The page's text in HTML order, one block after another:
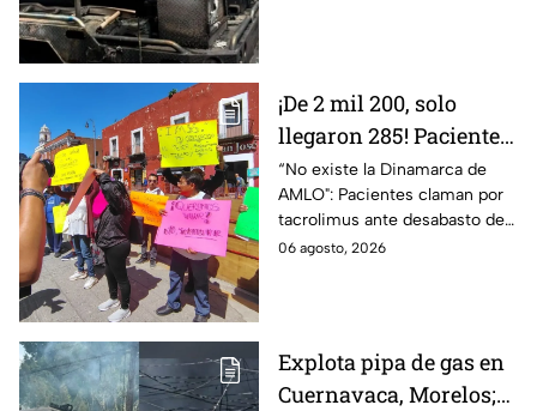
¡De 2 mil 200, solo
llegaron 285! Pacientes
claman por
medicamentos ante
desabasto en IMSS
Puebla
“No existe la Dinamarca de
AMLO": Pacientes claman por
tacrolimus ante desabasto de
medicamentos en hospital del
06 agosto, 2026
Explota pipa de gas en
Cuernavaca, Morelos;